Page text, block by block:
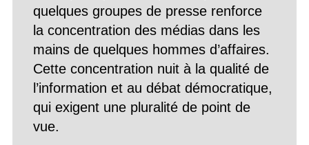
quelques groupes de presse renforce
la concentration des médias dans les
mains de quelques hommes d’affaires.
Cette concentration nuit à la qualité de
l’information et au débat démocratique,
qui exigent une pluralité de point de
vue.